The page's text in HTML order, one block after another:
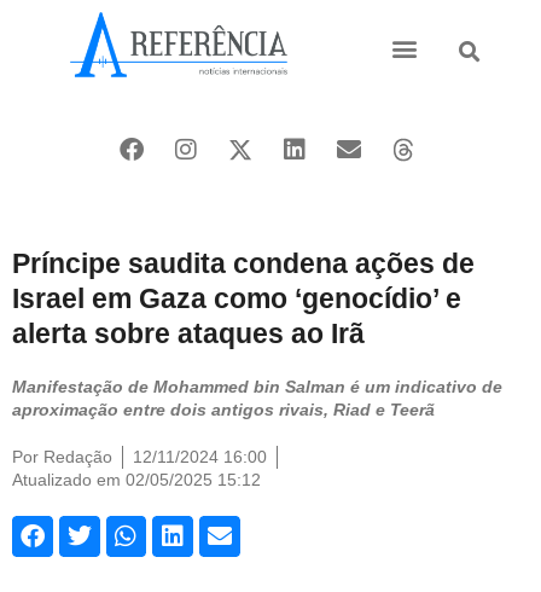
Príncipe saudita condena ações de
Israel em Gaza como ‘genocídio’ e
alerta sobre ataques ao Irã
Manifestação de Mohammed bin Salman é um indicativo de
aproximação entre dois antigos rivais, Riad e Teerã
Por Redação
12/11/2024 16:00
Atualizado em 02/05/2025 15:12